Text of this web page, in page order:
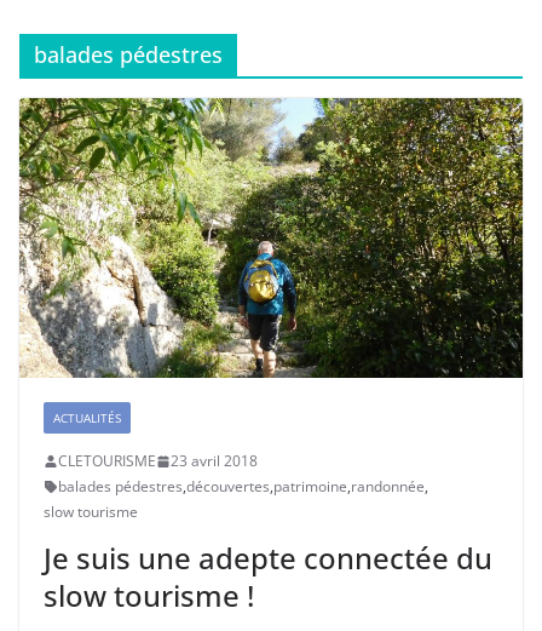
balades pédestres
ACTUALITÉS
CLETOURISME
23 avril 2018
balades pédestres,découvertes,patrimoine,randonnée,
slow tourisme
Je suis une adepte connectée du
slow tourisme !